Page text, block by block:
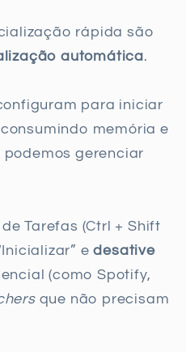
rápida são
automática.
para iniciar
memória e
podemos gerenciar
Tarefas (Ctrl + Shift
edesative
(como Spotify,
que não precisam